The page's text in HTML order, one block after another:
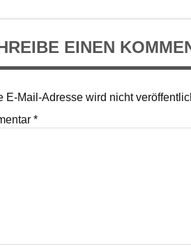
EINEN
E-Mail-Adresse wird nicht
*